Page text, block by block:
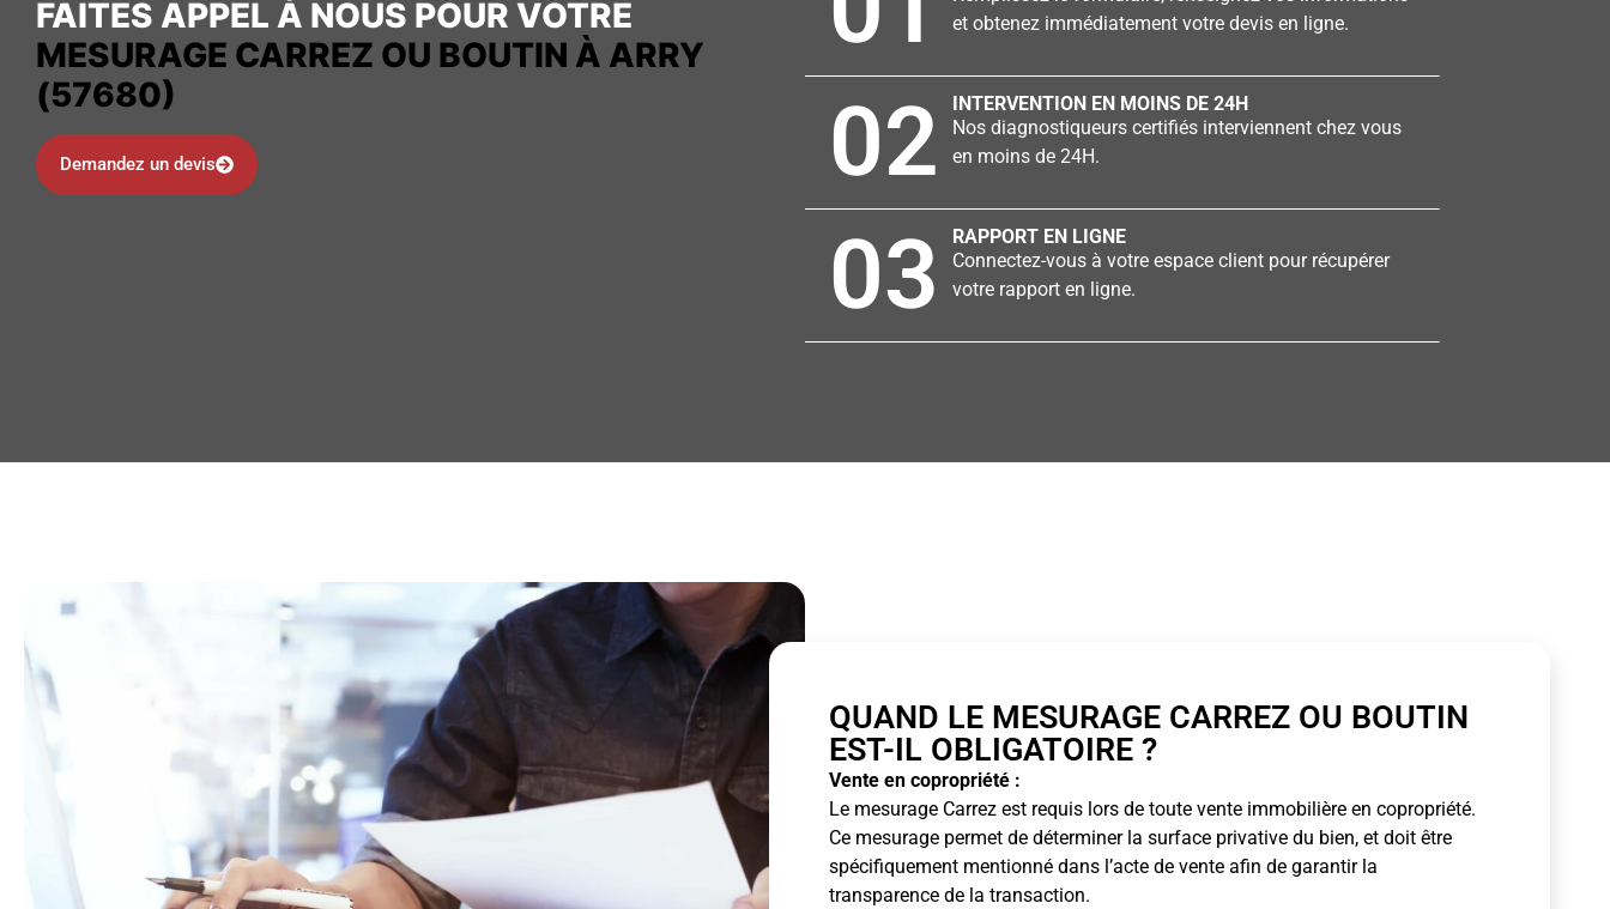
FAITES APPEL À NOUS POUR VOTRE
MESURAGE CARREZ OU BOUTIN À ARRY
(57680)
Demandez un devis
et obtenez immédiatement votre devis en ligne.
02
INTERVENTION EN MOINS DE 24H
Nos diagnostiqueurs certifiés interviennent chez vous
en moins de 24H.
03
RAPPORT EN LIGNE
Connectez-vous à votre espace client pour récupérer
votre rapport en ligne.
QUAND LE MESURAGE CARREZ OU BOUTIN
EST-IL OBLIGATOIRE ?
Vente en copropriété :
Le mesurage Carrez est requis lors de toute vente immobilière en copropriété.
Ce mesurage permet de déterminer la surface privative du bien, et doit être
spécifiquement mentionné dans l’acte de vente afin de garantir la
transparence de la transaction.